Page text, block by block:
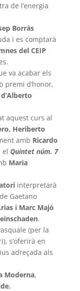
de l’energia
Borràs
i es comptarà
del CEIP
va acabar els
premi d’honor,
d’Alberto
aquest curs al
Heriberto
amb Ricardo
el Quintet núm. 7
Maria
interpretarà
Gaetano
i Marc Majó
.
(per la
s’oferirà en
adreçada als
Moderna,